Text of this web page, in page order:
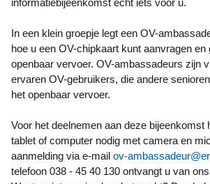
informatiebijeenkomst echt iets voor u.
In een klein groepje legt een OV-
hoe u een OV-chipkaart kunt aanvragen en
openbaar vervoer. OV-ambassadeurs zijn
ervaren OV-gebruikers, die andere
het openbaar vervoer.
Voor het deelnemen aan deze bijeenkomst
tablet of computer nodig met camera en
aanmelding via e-mail ov-
telefoon 038 - 45 40 130 ontvangt u van